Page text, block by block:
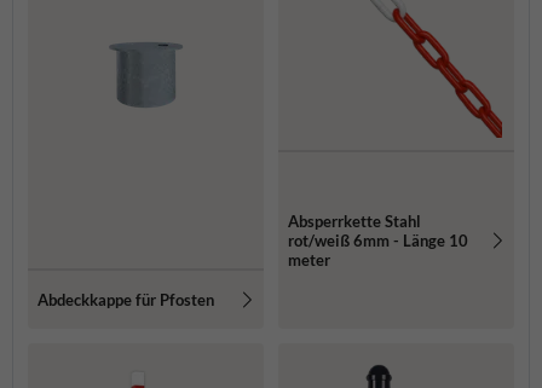
Abdeckkappe für Pfosten
Absperrkette Stahl
rot/weiß 6mm - Länge 10
meter